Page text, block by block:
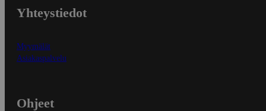
Yhteystiedot
Myymälät
Asiakaspalvelu
Ohjeet